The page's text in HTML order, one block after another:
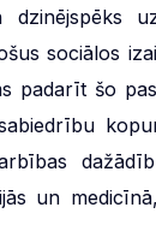
sociālos
padarīt šo
un